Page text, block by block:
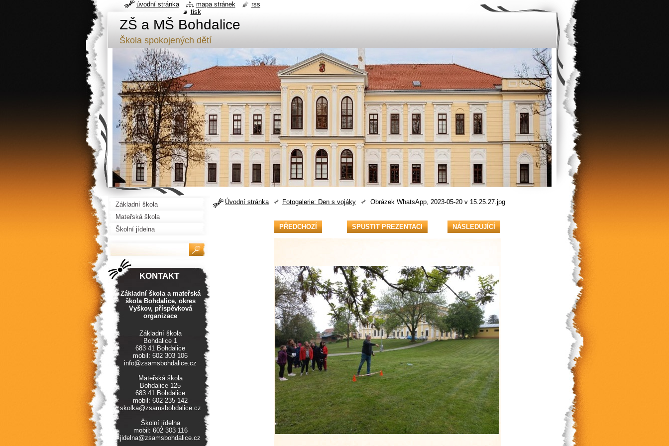
ZŠ a MŠ Bohdalice
Škola spokojených dětí
Úvodní stránka Fotogalerie: Den s vojáky Obrázek WhatsApp, 2023-05-20 v 15.25.27.jpg
PŘEDCHOZÍ SPUSTIT PREZENTACI NÁSLEDUJÍCÍ
Základní škola
Mateřská škola
Školní jídelna
KONTAKT
Základní škola a mateřská
škola Bohdalice, okres
Vyškov, příspěvková
organizace
Základní škola
Bohdalice 1
683 41 Bohdalice
mobil: 602 303 106
info@zsamsbohdalice.cz
Mateřská škola
Bohdalice 125
683 41 Bohdalice
mobil: 602 235 142
skolka@zsamsbohdalice.cz
Školní jídelna
mobil: 602 303 116
jidelna@zsamsbohdalice.cz
úvodní stránka mapa stránek
rss
tisk